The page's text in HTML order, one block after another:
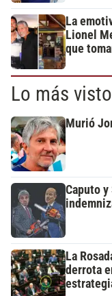
La
Lionel
que
Lo más
Murió
Caputo
La
derrota